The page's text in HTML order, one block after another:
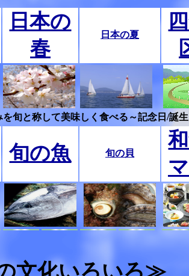
日本の
春
日本の夏
を旬と称して美味しく食べる～記念日/誕
旬の魚 旬の貝
文化いろいろ≫